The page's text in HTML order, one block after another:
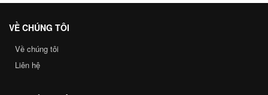
VỀ CHÚNG TÔI
Về chúng tôi
Liên hệ